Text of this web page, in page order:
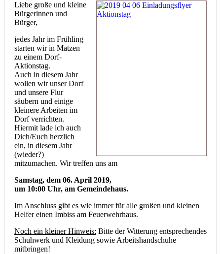
Liebe große und kleine
Bürgerinnen und
Bürger,
jedes Jahr im Frühling
starten wir in Matzen
zu einem Dorf-
Aktionstag.
Auch in diesem Jahr
wollen wir unser Dorf
und unsere Flur
säubern und einige
kleinere Arbeiten im
Dorf verrichten.
Hiermit lade ich auch
Dich/Euch herzlich
ein, in diesem Jahr
(wieder?)
mitzumachen. Wir treffen uns am
Samstag, dem 06. April 2019,
um 10:00 Uhr, am Gemeindehaus.
Im Anschluss gibt es wie immer für alle großen und kleinen
Helfer einen Imbiss am Feuerwehrhaus.
Noch ein kleiner Hinweis: Bitte der Witterung entsprechendes
Schuhwerk und Kleidung sowie Arbeitshandschuhe
mitbringen!